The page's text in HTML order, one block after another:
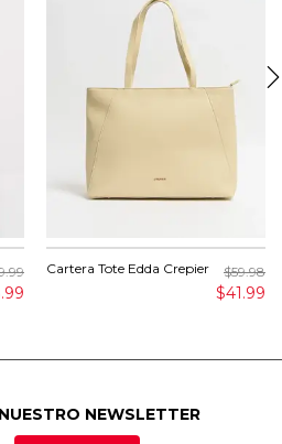
Cartera Tote Edda Crepier $59.98
$41.99
NEWSLETTER